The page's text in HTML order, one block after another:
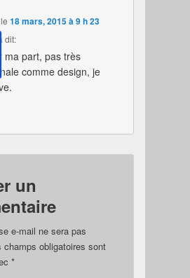
le18 mars, 2015 à 9 h 23
a dit:
ma part, pas très
comme design, je
un
e-mail ne sera pas
champs obligatoires sont
*